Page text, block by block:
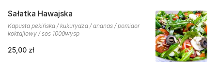
Sałatka Hawajska
Kapusta pekińska / kukurydza / ananas / pomidor
koktajlowy / sos 1000wysp
25,00 zł